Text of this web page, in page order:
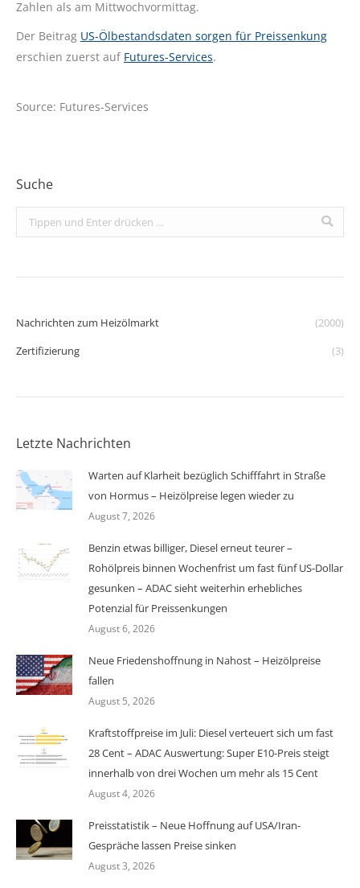
Zahlen als am Mittwochvormittag.
Der Beitrag US-Ölbestandsdaten sorgen für Preissenkung
erschien zuerst auf Futures-Services.
Source: Futures-Services
Suche
Search:
Nachrichten zum Heizölmarkt
(2000)
Zertifizierung
(3)
Letzte Nachrichten
Warten auf Klarheit bezüglich Schifffahrt in Straße
von Hormus – Heizölpreise legen wieder zu
August 7, 2026
Benzin etwas billiger, Diesel erneut teurer –
Rohölpreis binnen Wochenfrist um fast fünf US-Dollar
gesunken – ADAC sieht weiterhin erhebliches
Potenzial für Preissenkungen
August 6, 2026
Neue Friedenshoffnung in Nahost – Heizölpreise
fallen
August 5, 2026
Kraftstoffpreise im Juli: Diesel verteuert sich um fast
28 Cent – ADAC Auswertung: Super E10-Preis steigt
innerhalb von drei Wochen um mehr als 15 Cent
August 4, 2026
Preisstatistik – Neue Hoffnung auf USA/Iran-
Gespräche lassen Preise sinken
August 3, 2026